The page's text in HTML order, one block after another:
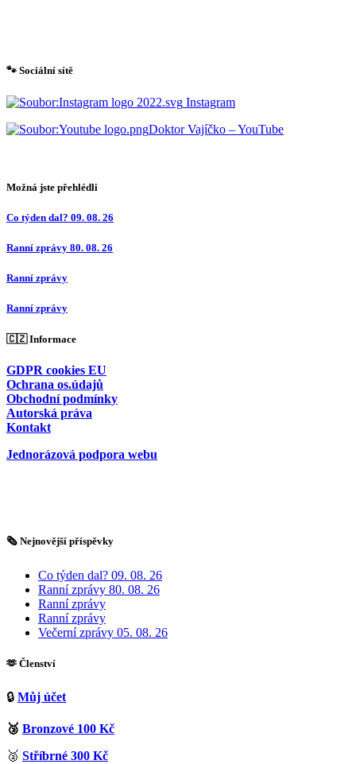
🐾 Sociální sítě
Instagram
Doktor Vajíčko – YouTube
Možná jste přehlédli
Co týden dal? 09. 08. 26
Ranní zprávy 80. 08. 26
Ranní zprávy
Ranní zprávy
🇨🇿 Informace
GDPR cookies EU
Ochrana os.údajů
Obchodní podmínky
Autorská práva
Kontakt
Jednorázová podpora webu
🗞️ Nejnovější příspěvky
Co týden dal? 09. 08. 26
Ranní zprávy 80. 08. 26
Ranní zprávy
Ranní zprávy
Večerní zprávy 05. 08. 26
🫶 Členství
🔒 Můj účet
🥉 Bronzové 100 Kč
🥈 Stříbrné 300 Kč